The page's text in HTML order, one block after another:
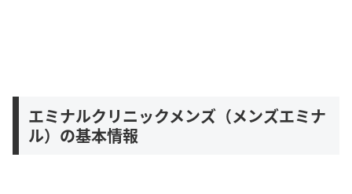
エミナルクリニックメンズ（メンズエミナ
ル）の基本情報